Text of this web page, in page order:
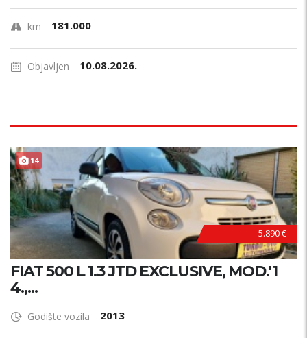
km 181.000
Objavljen 10.08.2026.
14
5.890 €
FIAT 500 L 1.3 JTD EXCLUSIVE, MOD.'1
4.,...
Godište vozila 2013